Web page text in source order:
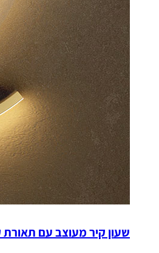
שעון קיר מעוצב עם תאורת